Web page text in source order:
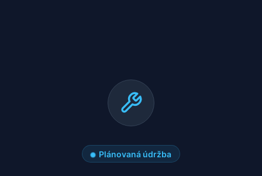
Plánovaná údržba